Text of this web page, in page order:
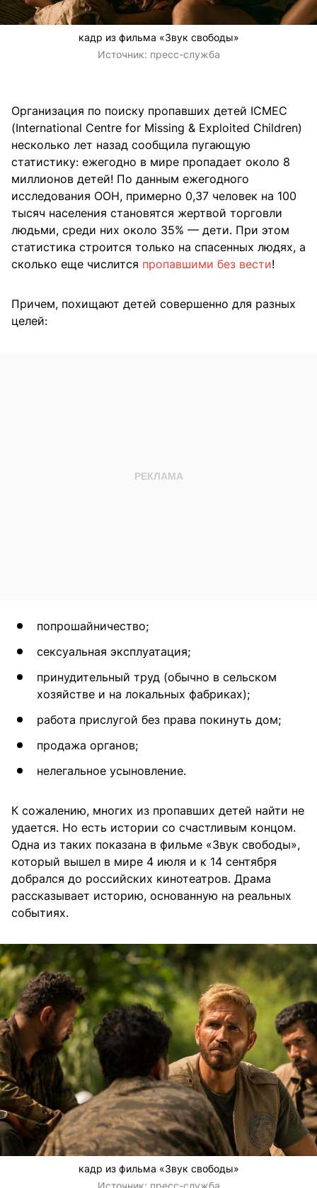
кадр из фильма «Звук свободы»
Источник: пресс-служба
Организация по поиску пропавших детей ICMEC
(International Centre for Missing & Exploited Children)
несколько лет назад сообщила пугающую
статистику: ежегодно в мире пропадает около 8
миллионов детей! По данным ежегодного
исследования ООН, примерно 0,37 человек на 100
тысяч населения становятся жертвой торговли
людьми, среди них около 35% — дети. При этом
статистика строится только на спасенных людях, а
сколько еще числится пропавшими без вести!
Причем, похищают детей совершенно для разных
целей:
попрошайничество;
сексуальная эксплуатация;
принудительный труд (обычно в сельском
хозяйстве и на локальных фабриках);
работа прислугой без права покинуть дом;
продажа органов;
нелегальное усыновление.
К сожалению, многих из пропавших детей найти не
удается. Но есть истории со счастливым концом.
Одна из таких показана в фильме «Звук свободы»,
который вышел в мире 4 июля и к 14 сентября
добрался до российских кинотеатров. Драма
рассказывает историю, основанную на реальных
событиях.
кадр из фильма «Звук свободы»
Источник: пресс-служба